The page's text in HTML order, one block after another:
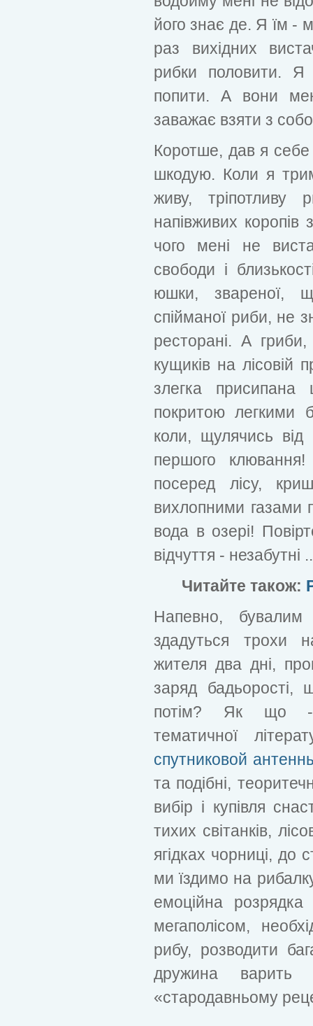
його знає де. Я їм -
раз вихідних
рибки половити.
попити. А вони
заважає взяти з
Коротше, дав я себе
шкодую. Коли я
живу,
напівживих коропів
чого мені не
свободи і
юшки, звареної,
спійманої риби, не
ресторані. А
кущиків на лісовій
злегка
покритою легкими
коли, щулячись від
першого
посеред лісу,
вихлопними газами
вода в озері!
відчуття - незабутні
Читайте також:
Напевно,
здадуться трохи
жителя два дні,
заряд
потім? Як що -
тематичної
спутниковой
та подібні,
вибір і купівля
тихих світанків,
ягідках чорниці, до
ми їздимо на
емоційна розрядка
мегаполісом,
рибу, розводити
дружина
«стародавньому